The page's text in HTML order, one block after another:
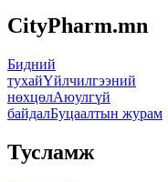
CityPharm.mn
Бидний
тухайҮйлчилгээний
нөхцөлАюулгүй
байдалБуцаалтын журам
Тусламж